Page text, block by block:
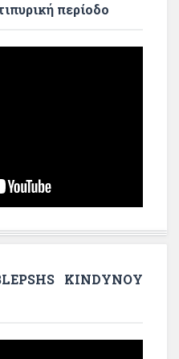
περίοδο
KINDYNOY